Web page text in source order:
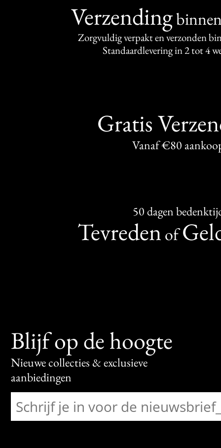
Verzending
Zorgvuldig verpakt en verzonden
Standaardlevering in 2 tot 4
Gratis
Vanaf €80
50 dagen
Tevredenof
Blijf op de hoogte
Nieuwe collecties & exclusieve
aanbiedingen